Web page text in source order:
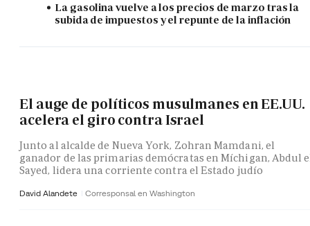
La gasolina vuelve a los precios de marzo tras la
subida de impuestos y el repunte de la inflación
El auge de políticos musulmanes en EE.UU.
acelera el giro contra Israel
Junto al alcalde de Nueva York, Zohran Mamdani, el
ganador de las primarias demócratas en Míchigan, Abdul
Sayed, lidera una corriente contra el Estado judío
David Alandete Corresponsal en Washington